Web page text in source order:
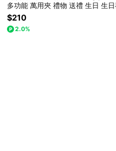
多功能 萬用夾 禮物 送禮 生日 生
物
$210
2.0%